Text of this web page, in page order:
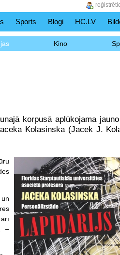
Sports Blogi HC.LV
Kino
korpusā aplūkojama
Kolasinska (Jacek J.
–